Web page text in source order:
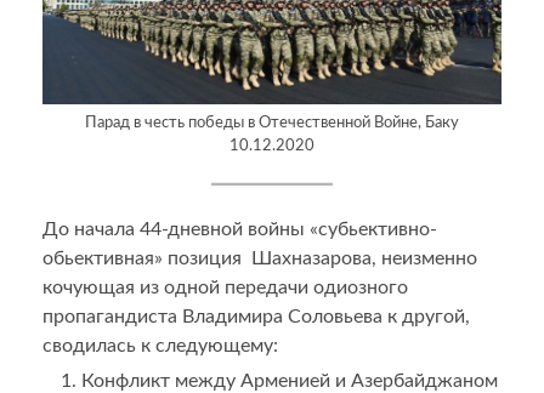
Парад в честь победы в Отечественной Войне, Баку
10.12.2020
До начала 44-дневной войны «субьективно-
обьективная» позиция Шахназарова, неизменно
кочующая из одной передачи одиозного
пропагандиста Владимира Соловьева к другой,
сводилась к следующему:
Конфликт между Арменией и Азербайджаном